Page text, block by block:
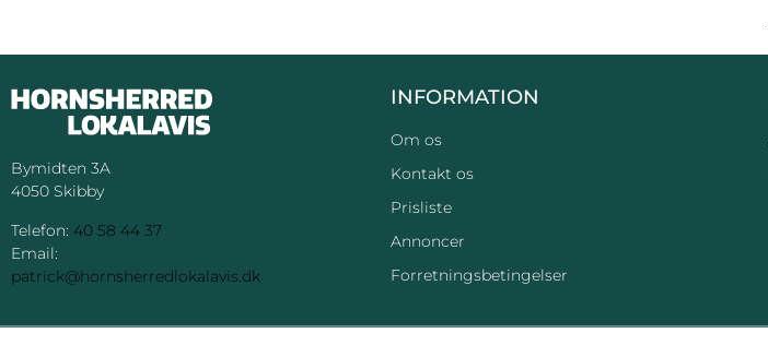
Bymidten 3A
4050 Skibby
Telefon: 40 58 44 37
Email:
patrick@hornsherredlokalavis.dk
INFORMATION
Om os
Kontakt os
Prisliste
Annoncer
Forretningsbetingelser